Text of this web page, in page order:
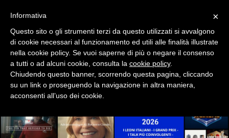
DATI
RICERCHE
PREVISIONI/SCENARI
TREND
×
Informativa
Questo sito o gli strumenti terzi da questo utilizzati si avvalgono
di cookie necessari al funzionamento ed utili alle finalità illustrate
nella cookie policy. Se vuoi saperne di più o negare il consenso
a tutti o ad alcuni cookie, consulta la cookie policy.
Chiudendo questo banner, scorrendo questa pagina, cliccando
su un link o proseguendo la navigazione in altra maniera,
acconsenti all’uso dei cookie.